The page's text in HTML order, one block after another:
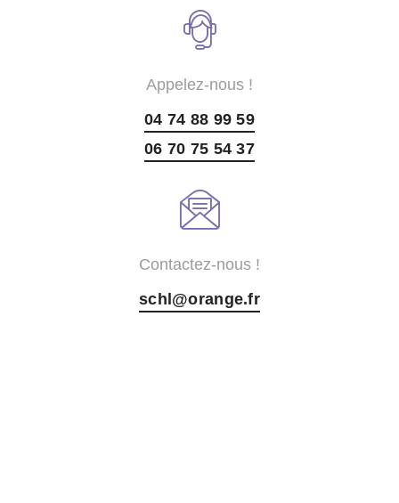
Appelez-nous !
04 74 88 99 59
06 70 75 54 37
Contactez-nous !
schl@orange.fr